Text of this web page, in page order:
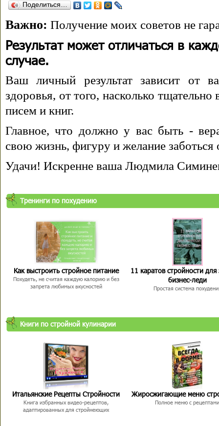
Поделиться…
Важно: Получение моих советов не
Результат может отличаться в
случае.
Ваш личный результат зависит от
здоровья, от того, насколько
писем и книг.
Главное, что должно у вас быть -
свою жизнь, фигуру и желание заботься
Удачи! Искренне ваша Людмила
Тренинги по похудению
Как выстроить стройное питание
Похудеть, не считая каждую калорию и без
запрета любимых вкусностей
11 каратов стройности для
бизнес-леди
Простая система
Книги по стройной кулинарии
Итальянские Рецепты Стройности
Книга избранных видео-рецептов,
адаптированных для стройнеющих
Жиросжигающие меню
Полное меню с рецептами